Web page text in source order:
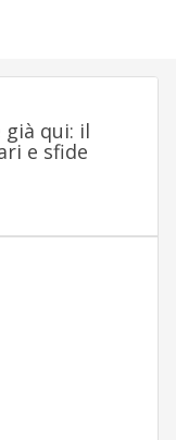
qui: il
e sfide